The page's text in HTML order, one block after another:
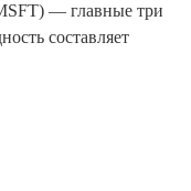
— главные три
составляет